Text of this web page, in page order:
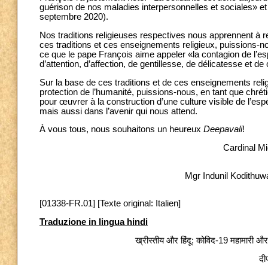
guérison de nos maladies interpersonnelles et sociales»
septembre 2020).
Nos traditions religieuses respectives nous apprennent à
ces traditions et ces enseignements religieux, puissions-
ce que le pape François aime appeler «la contagion de
d’attention, d’affection, de gentillesse, de délicatesse et
Sur la base de ces traditions et de ces enseignements
protection de l’humanité, puissions-nous, en tant que
pour œuvrer à la construction d’une culture visible de
mais aussi dans l’avenir qui nous attend.
À vous tous, nous souhaitons un heureux Deepavali!
Cardinal
Mgr Indunil
[01338-FR.01] [Texte original: Italien]
Traduzione in lingua hindi
ख्रीस्तीय और हिंदू: कोविद-19 महामारी